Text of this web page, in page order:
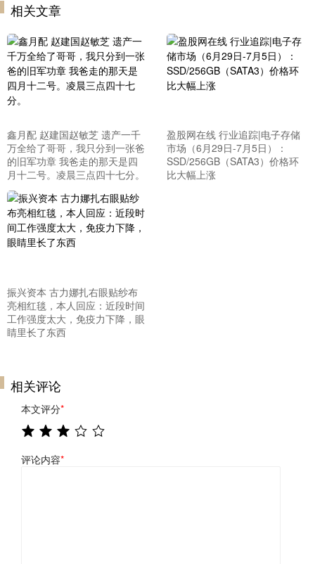
相关文章
鑫月配 赵建国赵敏芝 遗产一千
万全给了哥哥，我只分到一张爸
的旧军功章 我爸走的那天是四
月十二号。凌晨三点四十七分。
盈股网在线 行业追踪|电子存储
市场（6月29日-7月5日）：
SSD/256GB（SATA3）价格环
比大幅上涨
振兴资本 古力娜扎右眼贴纱布
亮相红毯，本人回应：近段时间
工作强度太大，免疫力下降，眼
睛里长了东西
相关评论
本文评分*
评论内容*